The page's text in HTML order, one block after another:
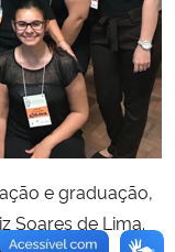
e graduação,
Soares de Lima.